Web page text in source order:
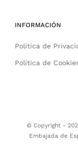
INFORMACIÓN
Política de
Política de
© Copyright -
Embajada de